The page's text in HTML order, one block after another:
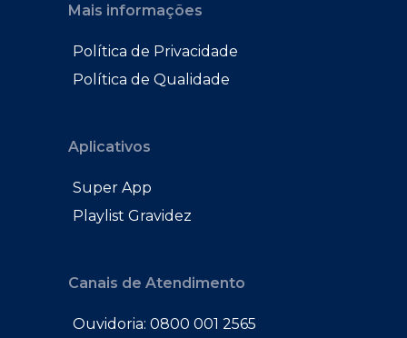
Mais informações
Política de Privacidade
Política de Qualidade
Aplicativos
Super App
Playlist Gravidez
Canais de Atendimento
Ouvidoria: 0800 001 2565